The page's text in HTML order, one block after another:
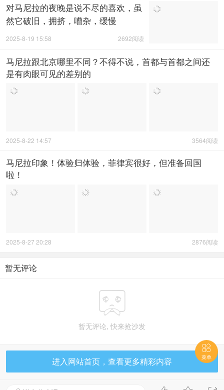
对马尼拉的夜晚是说不尽的喜欢，虽
然它破旧，拥挤，嘈杂，缓慢
2692阅读
2025-8-19 15:58
马尼拉跟北京哪里不同？不得不说，首都与首都之间还
是有肉眼可见的差别的
3564阅读
2025-8-22 14:57
马尼拉印象！体验归体验，菲律宾很好，但准备回国
啦！
2876阅读
2025-8-27 20:28
暂无评论

暂无评论, 快来抢沙发
进入网站首页，查看更多精彩内容

菜单